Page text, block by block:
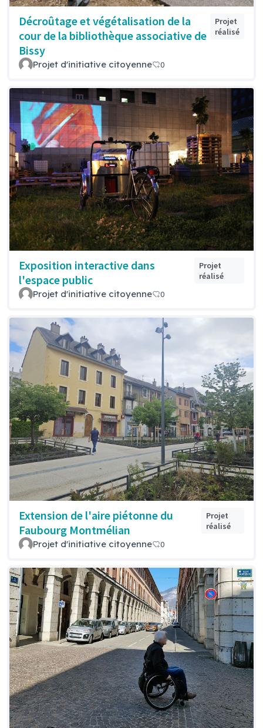
Décroûtage et végétalisation de la
cour de la bibliothèque associative de
Bissy
Projet
réalisé
Projet d'initiative citoyenne 0
Exposition interactive dans
l'espace public
Projet
réalisé
Projet d'initiative citoyenne 0
Extension de l'aire piétonne du
Faubourg Montmélian
Projet
réalisé
Projet d'initiative citoyenne 0